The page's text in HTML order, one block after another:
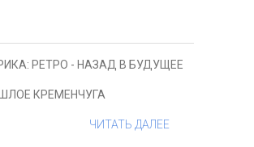
РЕТРО - НАЗАД В БУДУЩЕЕ
КРЕМЕНЧУГА
ЧИТАТЬ ДАЛЕЕ